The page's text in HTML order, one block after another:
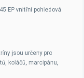
EP vnitřní pohledová
jsou určeny pro
koláčů, marcipánu,